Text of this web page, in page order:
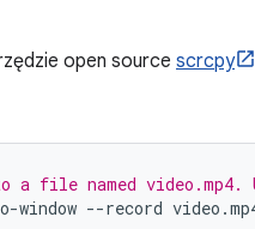
open source scrcpy
a file named video.mp4.
window --record